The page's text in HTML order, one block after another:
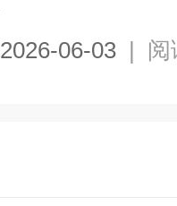
2026-06-03 | 阅